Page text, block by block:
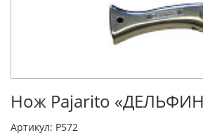
Нож Pajarito
Артикул: Р572